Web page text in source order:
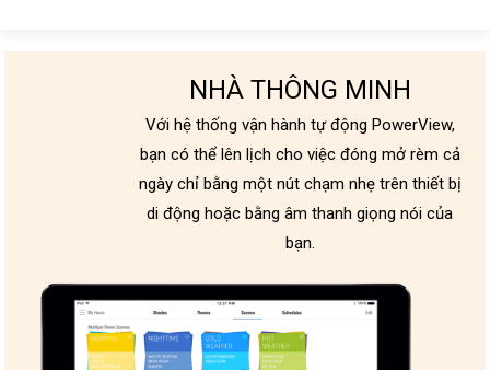
NHÀ THÔNG MINH
Với hệ thống vận hành tự động PowerView,
bạn có thể lên lịch cho việc đóng mở rèm cả
ngày chỉ bằng một nút chạm nhẹ trên thiết bị
di động hoặc bằng âm thanh giọng nói của
bạn.